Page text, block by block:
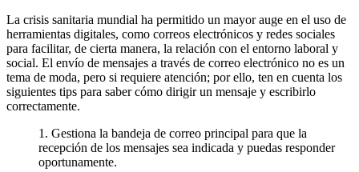
La crisis sanitaria mundial ha permitido un mayor auge en el uso de
herramientas digitales, como correos electrónicos y redes sociales
para facilitar, de cierta manera, la relación con el entorno laboral y
social. El envío de mensajes a través de correo electrónico no es un
tema de moda, pero si requiere atención; por ello, ten en cuenta los
siguientes tips para saber cómo dirigir un mensaje y escribirlo
correctamente.
1. Gestiona la bandeja de correo principal para que la
recepción de los mensajes sea indicada y puedas responder
oportunamente.